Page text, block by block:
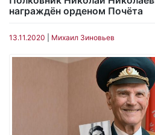
награждён орденом Почёта
13.11.2020 Михаил Зиновьев